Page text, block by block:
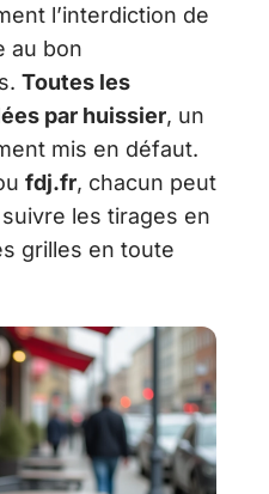
l’interdiction de
au bon
Toutes les
par huissier, un
mis en défaut.
fdj.fr, chacun peut
les tirages en
grilles en toute